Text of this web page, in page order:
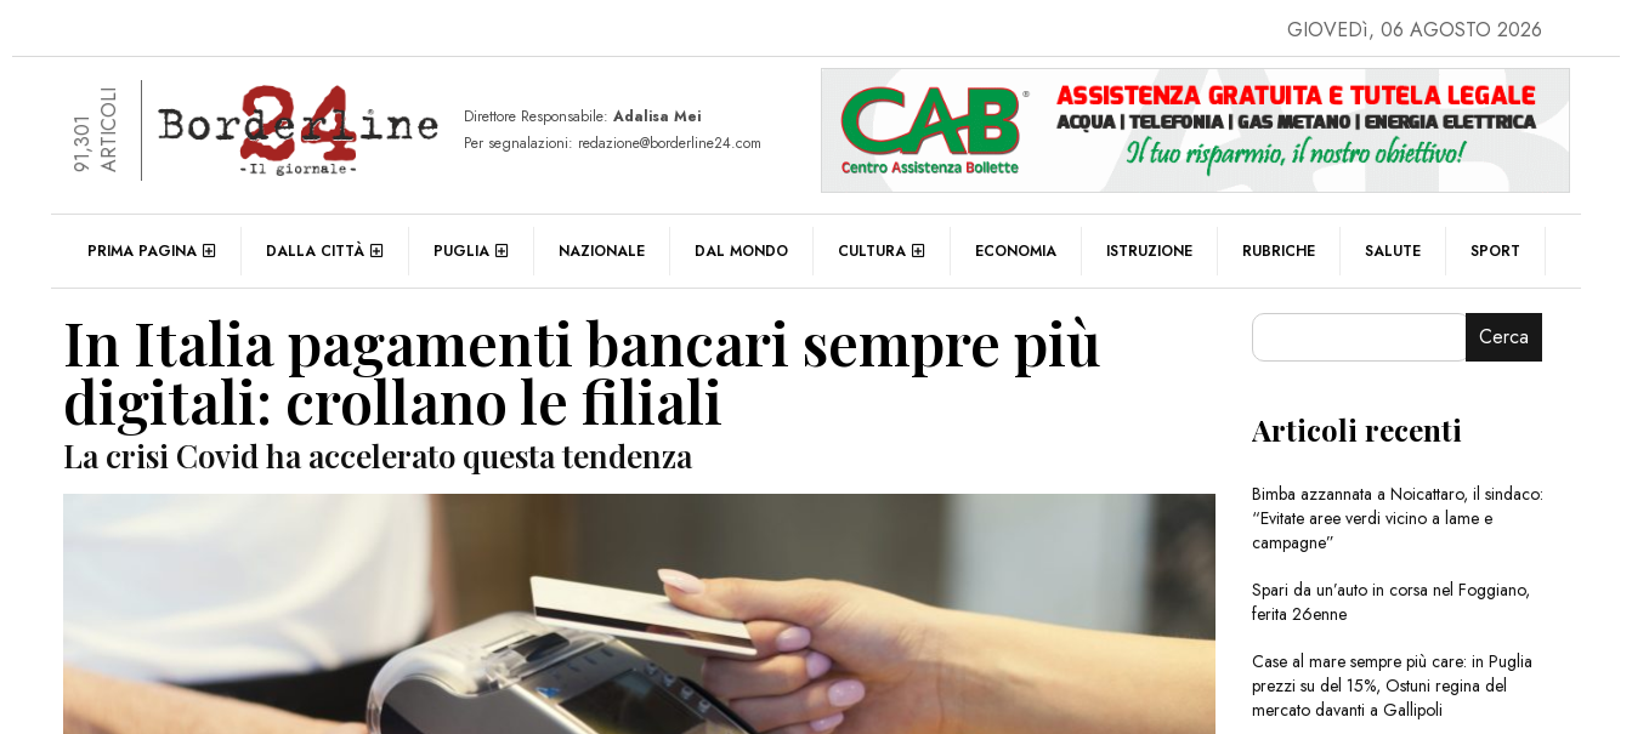
GIOVEDì, 06 AGOSTO 2026
91,301ARTICOLI Direttore Responsabile: Adalisa Mei
Per segnalazioni: redazione@borderline24.com
PRIMA PAGINA DALLA CITTÀ PUGLIA NAZIONALE DAL MONDO CULTURA ECONOMIA ISTRUZIONE RUBRICHE SALUTE SPORT
In Italia pagamenti bancari sempre più
digitali: crollano le filiali
La crisi Covid ha accelerato questa tendenza
Cerca
Articoli recenti
Bimba azzannata a Noicattaro, il sindaco:
“Evitate aree verdi vicino a lame e
campagne”
Spari da un’auto in corsa nel Foggiano,
ferita 26enne
Case al mare sempre più care: in Puglia
prezzi su del 15%, Ostuni regina del
mercato davanti a Gallipoli